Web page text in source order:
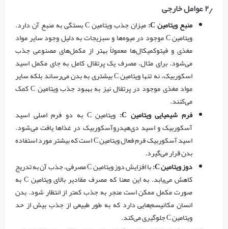
۲٫ عوامل خارجی
منبع ویتامین C:
میزان جذب ویتامین C بستگی به منبع آن دارد.
ویتامین C موجود در میوه‌ها و سبزیجات به دلیل وجود سایر مواد
مغذی و فیتوکمیکال‌ها معمولاً بهتر از مکمل‌های مصنوعی جذب
می‌شود. برای مثال، مصرف یک پرتقال کامل به جای مکمل اسید
اسکوربیک، نه تنها ویتامین C بیشتری به بدن می‌رساند بلکه سایر
مواد مغذی موجود در پرتقال نیز به بهبود جذب ویتامین C کمک
می‌کنند.
فرم شیمیایی ویتامین C:
ویتامین C به دو فرم اصلی اسید
آسکوربیک و اسید دی‌هیدروآسکوربیک در غذاها یافت می‌شود.
اسید آسکوربیک فرم فعال ویتامین C است که بیشتر مورد استفاده
بدن قرار می‌گیرد.
دوز ویتامین C:
با افزایش دوز ویتامین C مصرفی، جذب آن به تدریج
کاهش می‌یابد. به این معنا که مصرف مقادیر بالای ویتامین C به
صورت مکمل ممکن است منجر به جذب کمتر از انتظار شود. بدن
انسان مکانیسم‌هایی دارد که به طور طبیعی از جذب بیش از حد
ویتامین C جلوگیری می‌کند.